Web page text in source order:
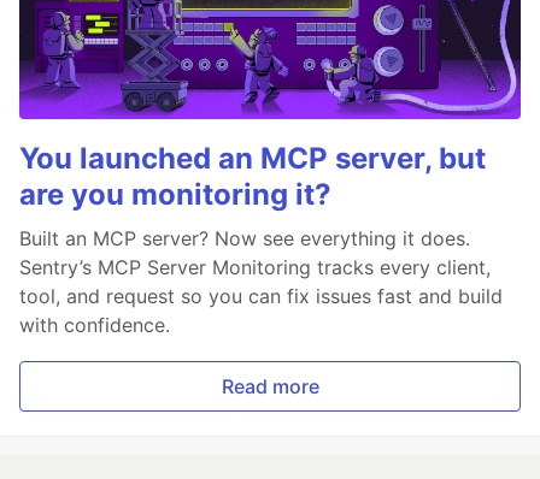
You launched an MCP server, but
are you monitoring it?
Built an MCP server? Now see everything it does.
Sentry’s MCP Server Monitoring tracks every client,
tool, and request so you can fix issues fast and build
with confidence.
Read more